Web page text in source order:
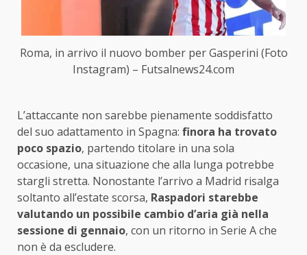
Roma, in arrivo il nuovo bomber per Gasperini (Foto
Instagram) – Futsalnews24.com
L’attaccante non sarebbe pienamente soddisfatto
del suo adattamento in Spagna: finora ha trovato
poco spazio, partendo titolare in una sola
occasione, una situazione che alla lunga potrebbe
stargli stretta. Nonostante l’arrivo a Madrid risalga
soltanto all’estate scorsa, Raspadori starebbe
valutando un possibile cambio d’aria già nella
sessione di gennaio, con un ritorno in Serie A che
non è da escludere.